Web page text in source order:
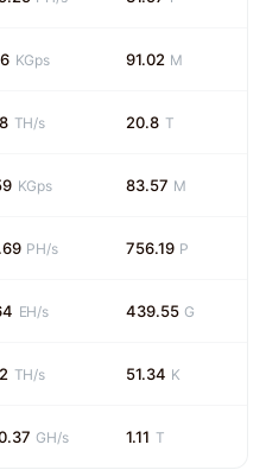
KGps 91.02 M
TH/s 20.8 T
KGps 83.57 M
PH/s 756.19 P
EH/s 439.55 G
TH/s 51.34 K
GH/s 1.11 T